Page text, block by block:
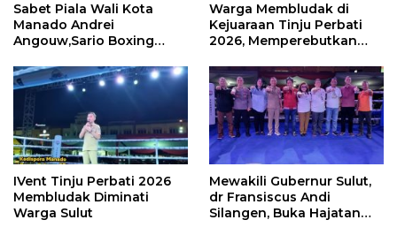
Sabet Piala Wali Kota
Manado Andrei
Angouw,Sario Boxing
Perbati 2026
Warga Membludak di
Kejuaraan Tinju Perbati
2026, Memperebutkan
IVent Tinju Perbati 2026
Membludak Diminati
Warga Sulut
Mewakili Gubernur Sulut,
dr Fransiscus Andi
Silangen, Buka Hajatan